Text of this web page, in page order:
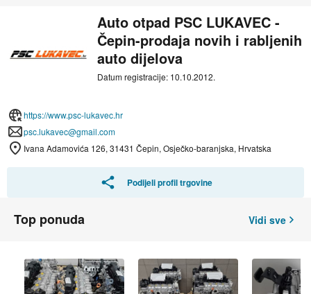
Auto otpad PSC LUKAVEC -
Čepin-prodaja novih i rabljenih
auto dijelova
Datum registracije: 10.10.2012.
https://www.psc-lukavec.hr
psc.lukavec@gmail.com
Ivana Adamovića 126, 31431 Čepin, Osječko-baranjska, Hrvatska
Podijeli profil trgovine
Top ponuda Vidi sve